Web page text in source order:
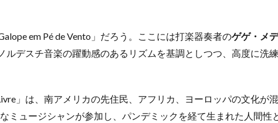
em Pé de Vento」だろう。ここには打楽器奏者のゲゲ・メ
ルデスチ音楽の躍動感のあるリズムを基調としつつ、高度に洗
」は、南アメリカの先住民、アフリカ、ヨーロッパの文化が
ミュージシャンが参加し、パンデミックを経て生まれた人間性